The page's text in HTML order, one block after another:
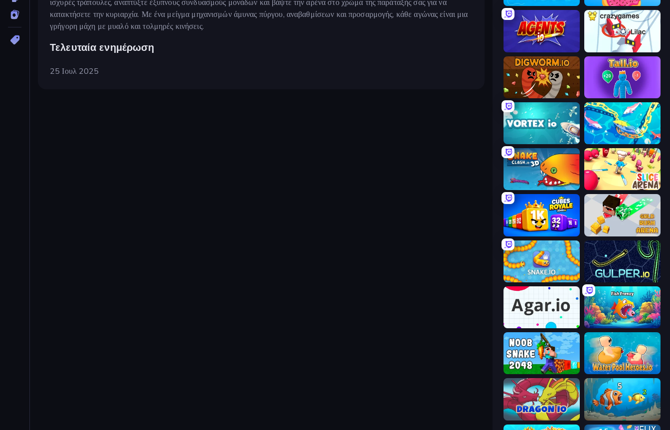
ισχυρές τράπουλες, αναπτύξτε έξυπνους συνδυασμούς μονάδων και βάψτε την αρένα στο χρώμα της παράταξής σας για να
κατακτήσετε την κυριαρχία. Με ένα μείγμα μηχανισμών άμυνας πύργου, αναβαθμίσεων και προσαρμογής, κάθε αγώνας είναι μια
γρήγορη μάχη με μυαλό και τολμηρές κινήσεις.
Τελευταία ενημέρωση
25 Ιουλ 2025
War Sea Boom Cell
Snowball.io
Digworm.io Tall.io
Vortex.io Deep Sea Duel
Snake Clash.io Slice Arena
Cubes 2048 Royale Gold Rush Arena
Snake.io Gulper.io
Agar.io Fish Frenzy
Noob Snake 2048 Water Pool Heroes.io
Dragon.io Hungry Ocean: Eat, Feed and Grow Fish